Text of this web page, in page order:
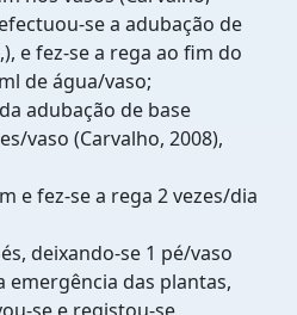
se a adubação de
e fez-se a rega ao fim do
de água/vaso;
adubação de base
vaso (Carvalho, 2008),
e fez-se a rega 2 vezes/dia
deixando-se 1 pé/vaso
emergência das plantas,